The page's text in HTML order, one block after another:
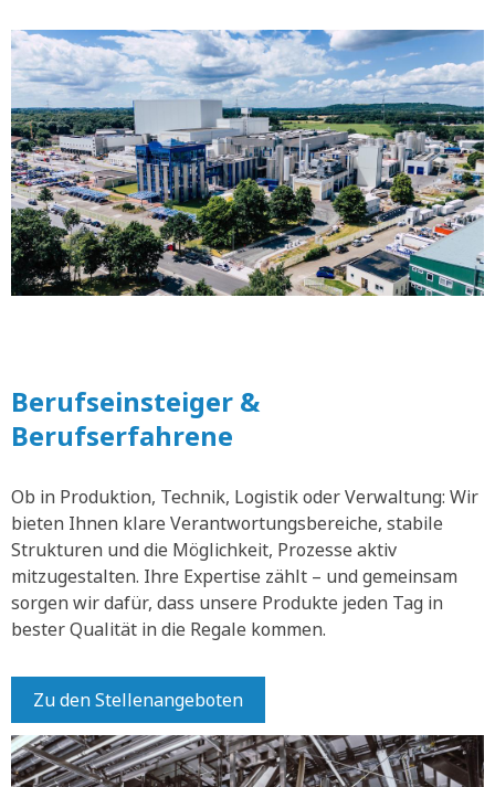
Berufseinsteiger &
Berufserfahrene
Ob in Produktion, Technik, Logistik oder Verwaltung: Wir
bieten Ihnen klare Verantwortungsbereiche, stabile
Strukturen und die Möglichkeit, Prozesse aktiv
mitzugestalten. Ihre Expertise zählt – und gemeinsam
sorgen wir dafür, dass unsere Produkte jeden Tag in
bester Qualität in die Regale kommen.
Zu den Stellenangeboten